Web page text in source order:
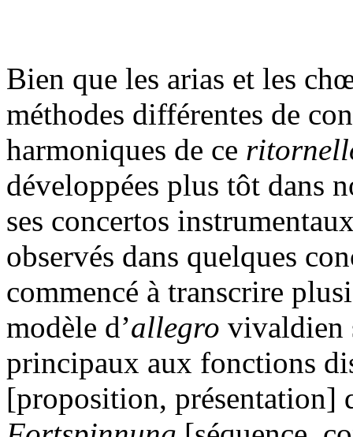
Bien que les arias et les
méthodes différentes de
harmoniques de ce
développées plus tôt dans
ses concertos
observés dans quelques
commencé à transcrire
modèle d’allegro vivaldien
principaux aux fonctions
[proposition, présentation]